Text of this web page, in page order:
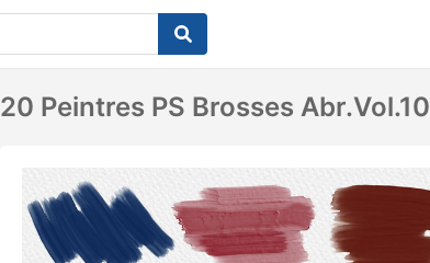
20 Peintres PS Brosses Abr.Vol.10